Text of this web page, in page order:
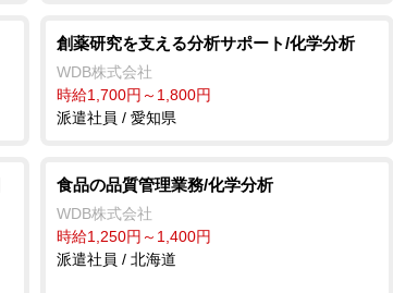
創薬研究を支える分析サポート/化学分析
WDB株式会社
時給1,700円～1,800円
派遣社員 / 愛知県
食品の品質管理業務/化学分析
WDB株式会社
時給1,250円～1,400円
派遣社員 / 北海道